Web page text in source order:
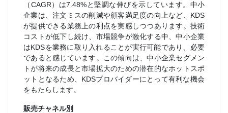
（CAGR）は7.48%と堅調な伸びを示しています。中小
企業は、注文ミスの削減や顧客満足度の向上など、KDS
が提供できる業務上の利点を実感しつつあります。技術
コストが低下し続け、市場競争が激化する中、中小企業
はKDSを業務に取り入れることが実行可能であり、必要
であると感じています。この傾向は、中小企業セグメン
トが将来の成長と市場拡大のための潜在的なホットスポ
ットとなるため、KDSプロバイダーにとって有利な機会
をもたらします。
販売チャネル別